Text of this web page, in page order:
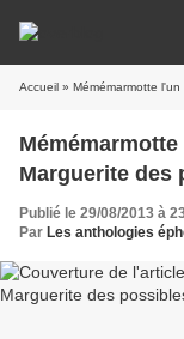
Accueil » Mémémarmotte
Marguerite des
Publié le 29/08/2013 à
Par Les anthologies